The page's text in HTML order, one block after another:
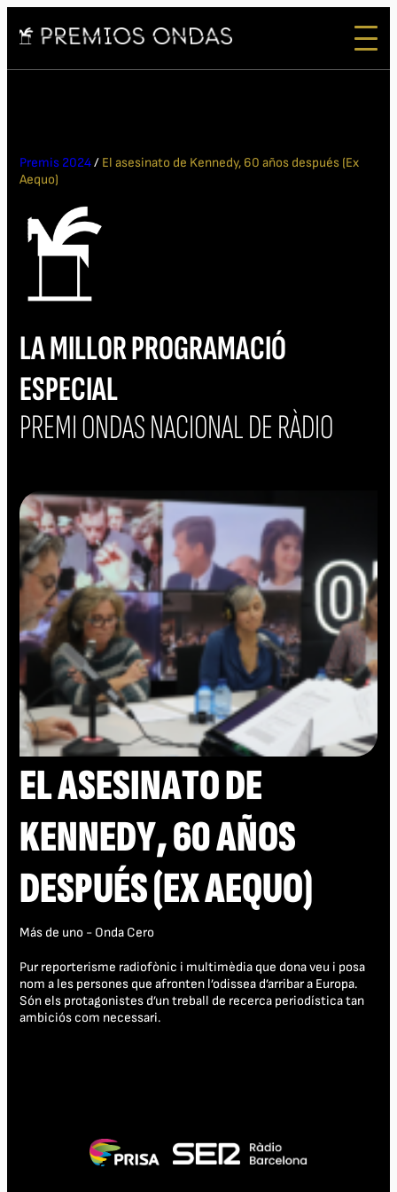
Premis 2024/ El asesinato de Kennedy, 60 años después (Ex
Aequo)
LA MILLOR PROGRAMACIÓ
ESPECIAL
PREMI ONDAS NACIONAL DE RÀDIO
EL ASESINATO DE
KENNEDY, 60 AÑOS
DESPUÉS (EX AEQUO)
Más de uno - Onda Cero
Pur reporterisme radiofònic i multimèdia que dona veu i posa
nom a les persones que afronten l’odissea d’arribar a Europa.
Són els protagonistes d’un treball de recerca periodística tan
ambiciós com necessari.